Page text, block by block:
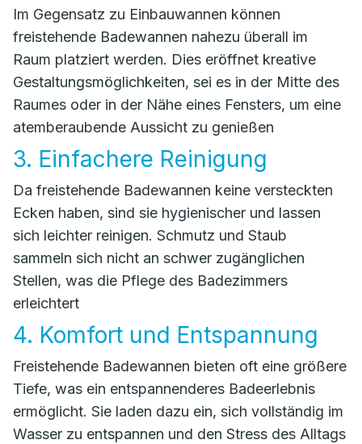
Im Gegensatz zu Einbauwannen können
freistehende Badewannen nahezu überall im
Raum platziert werden. Dies eröffnet kreative
Gestaltungsmöglichkeiten, sei es in der Mitte des
Raumes oder in der Nähe eines Fensters, um eine
atemberaubende Aussicht zu genießen
3. Einfachere Reinigung
Da freistehende Badewannen keine versteckten
Ecken haben, sind sie hygienischer und lassen
sich leichter reinigen. Schmutz und Staub
sammeln sich nicht an schwer zugänglichen
Stellen, was die Pflege des Badezimmers
erleichtert
4. Komfort und Entspannung
Freistehende Badewannen bieten oft eine größere
Tiefe, was ein entspannenderes Badeerlebnis
ermöglicht. Sie laden dazu ein, sich vollständig im
Wasser zu entspannen und den Stress des Alltags